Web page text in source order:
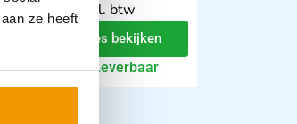
ze heeft
5.45 excl. btw
Opties bekijken
Leverbaar